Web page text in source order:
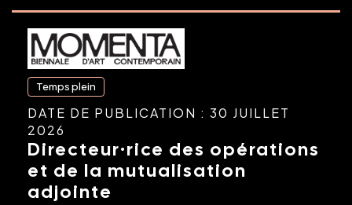
Temps plein
DATE DE PUBLICATION : 30 JUILLET
2026
Directeur·rice des opérations
et de la mutualisation
adjointe